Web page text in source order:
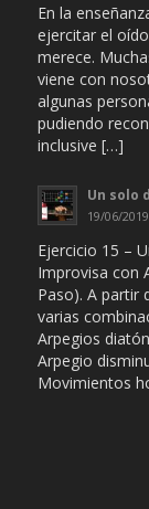
En la
ejercitar el
merece.
viene con
algunas
pudiendo
inclusive […]
Un solo
19/06/
Ejercicio 15 –
Improvisa con
Paso). A partir
varias
Arpegios
Arpegio
Movimientos